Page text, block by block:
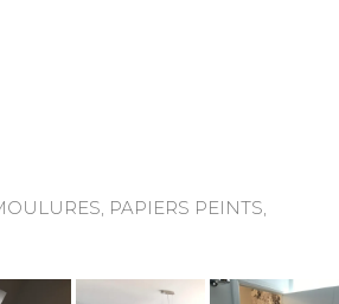
PAPIERS PEINTS,